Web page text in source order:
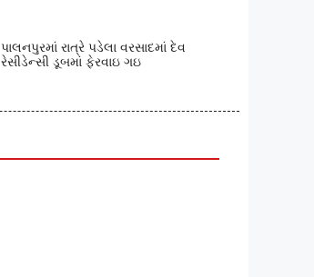
પાલનપુરમાં રાત્રે પડેલા વરસાદમાં દેવ
રેસીડેન્સી ડૂબમાં ફેરવાઇ ગઇ